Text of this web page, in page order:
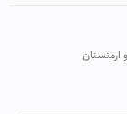
ارمنستان